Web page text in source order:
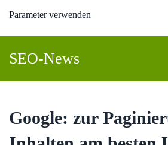
Parameter verwenden
SEO-News
Google: zur